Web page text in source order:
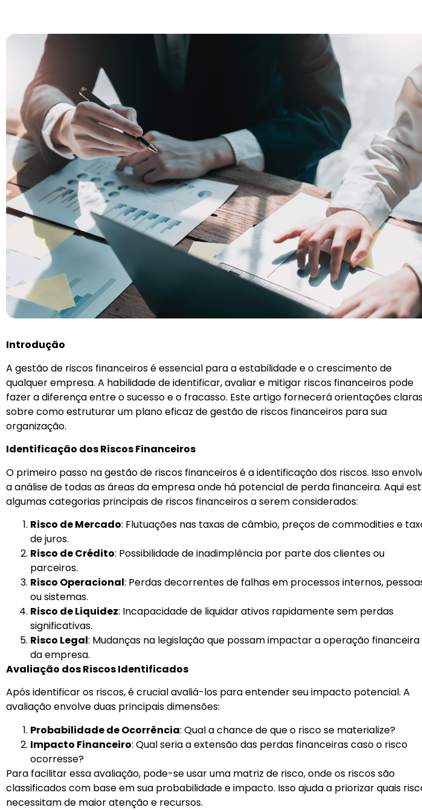
Introdução
A gestão de riscos financeiros é essencial para a estabilidade e o crescimento de
qualquer empresa. A habilidade de identificar, avaliar e mitigar riscos financeiros pode
fazer a diferença entre o sucesso e o fracasso. Este artigo fornecerá orientações
sobre como estruturar um plano eficaz de gestão de riscos financeiros para sua
organização.
Identificação dos Riscos Financeiros
O primeiro passo na gestão de riscos financeiros é a identificação dos riscos. Isso
a análise de todas as áreas da empresa onde há potencial de perda financeira. Aqui
algumas categorias principais de riscos financeiros a serem considerados:
Risco de Mercado: Flutuações nas taxas de câmbio, preços de commodities e
de juros.
Risco de Crédito: Possibilidade de inadimplência por parte dos clientes ou
parceiros.
Risco Operacional: Perdas decorrentes de falhas em processos internos,
ou sistemas.
Risco de Liquidez: Incapacidade de liquidar ativos rapidamente sem perdas
significativas.
Risco Legal: Mudanças na legislação que possam impactar a operação financeira
da empresa.
Avaliação dos Riscos Identificados
Após identificar os riscos, é crucial avaliá-los para entender seu impacto potencial. A
avaliação envolve duas principais dimensões:
Probabilidade de Ocorrência: Qual a chance de que o risco se materialize?
Impacto Financeiro: Qual seria a extensão das perdas financeiras caso o risco
ocorresse?
Para facilitar essa avaliação, pode-se usar uma matriz de risco, onde os riscos são
classificados com base em sua probabilidade e impacto. Isso ajuda a priorizar quais
necessitam de maior atenção e recursos.